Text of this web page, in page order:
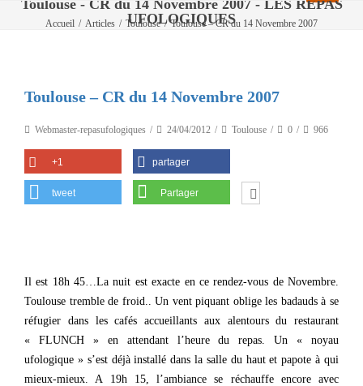
Toulouse - CR du 14 Novembre 2007 - LES REPAS
UFOLOGIQUES
Accueil / Articles / Toulouse / Toulouse – CR du 14 Novembre 2007
Toulouse – CR du 14 Novembre 2007
Webmaster-repasufologiques 24/04/2012 Toulouse 0 966
+1 partager
tweet Partager
Il est 18h 45…La nuit est exacte en ce rendez-vous de Novembre.
Toulouse tremble de froid.. Un vent piquant oblige les badauds à se
réfugier dans les cafés accueillants aux alentours du restaurant
« FLUNCH » en attendant l’heure du repas. Un « noyau
ufologique » s’est déjà installé dans la salle du haut et papote à qui
mieux-mieux. A 19h 15, l’ambiance se réchauffe encore avec